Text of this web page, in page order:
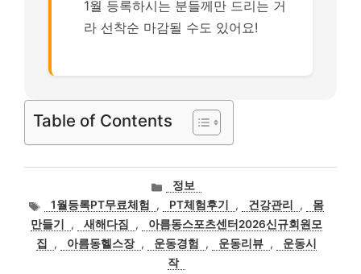
1월 등록하시는 분들께만 드리는 거
라 선착순 마감될 수도 있어요!
Table of Contents
카
테
고
리
정보
태
그
1월등록PT무료체험 , PT체험후기 , 건강관리 ,
몸
만들기
, 새해다짐 ,
아름동스포츠센터2026신규회원모
집
, 아름동헬스장 , 운동경험 , 운동리뷰 ,
운동시
작